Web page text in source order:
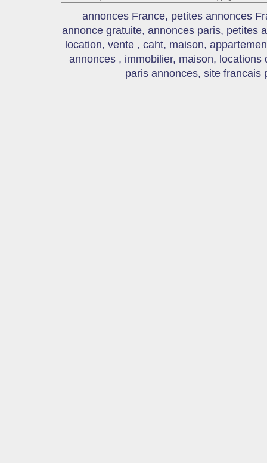
annonces France, petites annonces
annonce gratuite, annonces paris, petites
location, vente , caht, maison,
annonces , immobilier, maison,
paris annonces, site francais